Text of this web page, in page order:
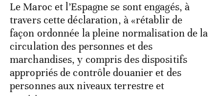
Le Maroc et l’Espagne se sont engagés, à
travers cette déclaration, à «rétablir de
façon ordonnée la pleine normalisation de la
circulation des personnes et des
marchandises, y compris des dispositifs
appropriés de contrôle douanier et des
personnes aux niveaux terrestre et